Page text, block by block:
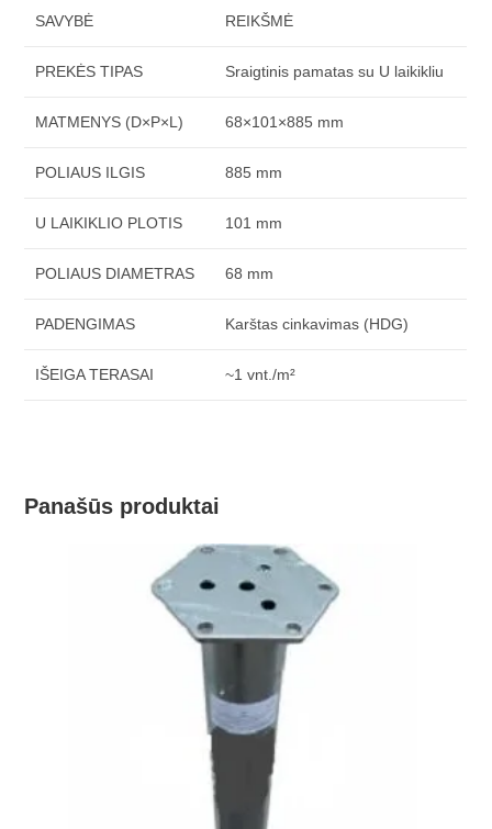
SAVYBĖ REIKŠMĖ
PREKĖS TIPAS Sraigtinis pamatas su U laikikliu
MATMENYS (D×P×L) 68×101×885 mm
POLIAUS ILGIS 885 mm
U LAIKIKLIO PLOTIS 101 mm
POLIAUS DIAMETRAS 68 mm
PADENGIMAS Karštas cinkavimas (HDG)
IŠEIGA TERASAI ~1 vnt./m²
Panašūs produktai